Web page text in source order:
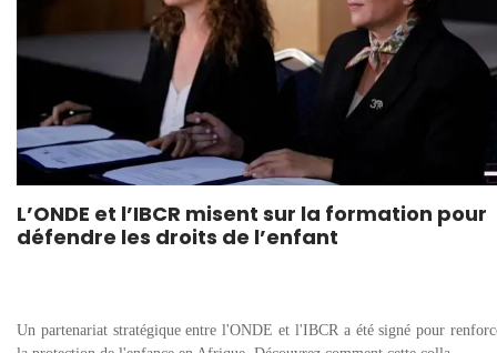
L’ONDE et l’IBCR misent sur la formation pour
défendre les droits de l’enfant
Un partenariat stratégique entre l'ONDE et l'IBCR a été signé pour